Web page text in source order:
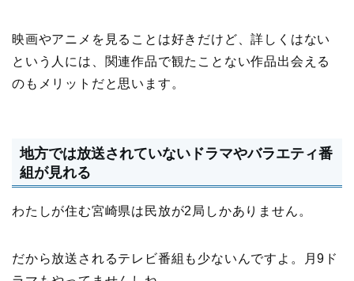
映画やアニメを見ることは好きだけど、詳しくはない
という人には、関連作品で観たことない作品出会える
のもメリットだと思います。
地方では放送されていないドラマやバラエティ番
組が見れる
わたしが住む宮崎県は民放が2局しかありません。
だから放送されるテレビ番組も少ないんですよ。月9ド